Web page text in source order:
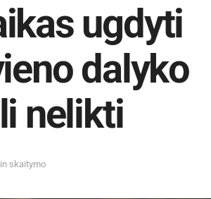
ugdyti
dalyko
nelikti
skaitymo